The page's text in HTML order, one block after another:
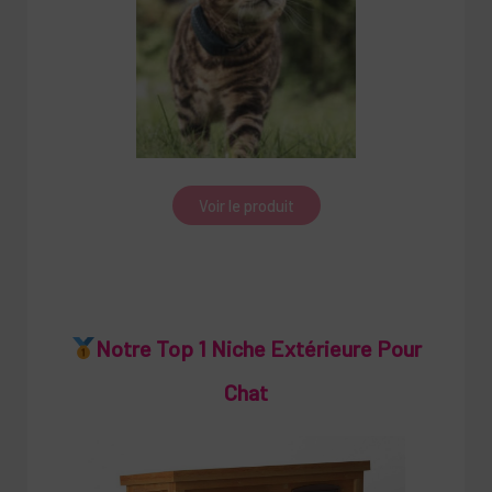
Voir le produit
Notre Top 1 Niche Extérieure Pour
Chat